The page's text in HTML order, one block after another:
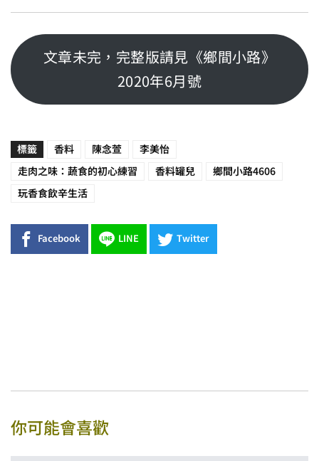
文章未完，完整版請見《鄉間小路》
2020年6月號
標籤 香料 陳念萱 李美怡
走肉之味：蔬食的初心練習 香料罐兒 鄉間小路4606
玩香食飲辛生活
Facebook LINE Twitter
你可能會喜歡